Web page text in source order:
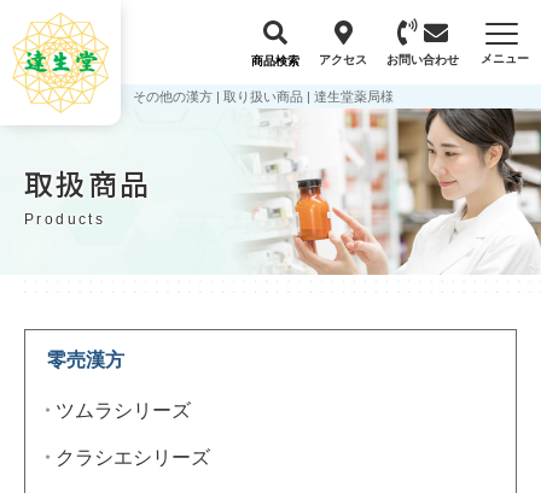
アクセス お問い合わせ メニュー
商品検索
その他の漢方 | 取り扱い商品 | 達生堂薬局様
取扱商品
Products
零売漢方
ツムラシリーズ
クラシエシリーズ